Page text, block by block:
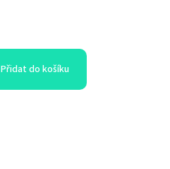
Přidat do košíku